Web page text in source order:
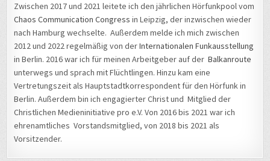
Zwischen 2017 und 2021 leitete ich den jährlichen Hörfunkpool vom
Chaos Communication Congress in Leipzig, der inzwischen wieder
nach Hamburg wechselte. Außerdem melde ich mich zwischen
2012 und 2022 regelmäßig von derInternationalen Funkausstellung
in Berlin. 2016 war ich für meinen Arbeitgeber auf derBalkanroute
unterwegs und sprach mit Flüchtlingen. Hinzu kam eine
Vertretungszeit als Hauptstadtkorrespondent für den Hörfunk in
Berlin. Außerdem bin ich engagierter Christ und Mitglied der
Christlichen Medieninitiative pro e.V. Von 2016 bis 2021 war ich
ehrenamtliches Vorstandsmitglied, von 2018 bis 2021 als
Vorsitzender.